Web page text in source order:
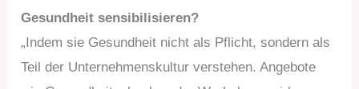
Gesundheit sensibilisieren?
„Indem sie Gesundheit nicht als Pflicht, sondern als
Teil der Unternehmenskultur verstehen. Angebote